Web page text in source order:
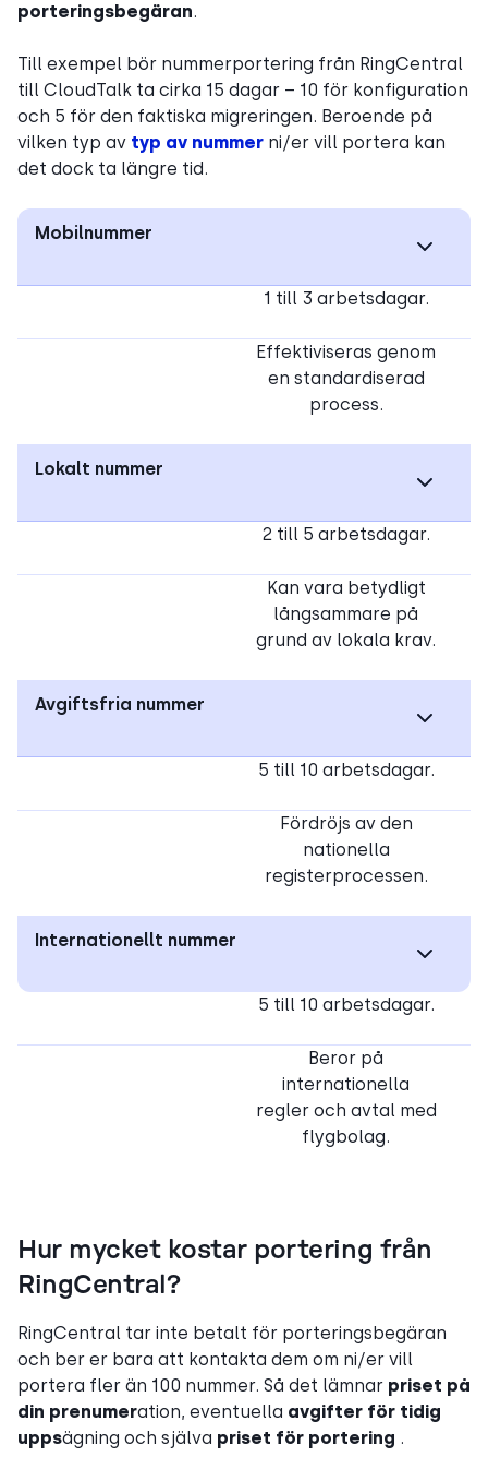
porteringsbegäran.
Till exempel bör nummerportering från RingCentral
till CloudTalk ta cirka 15 dagar – 10 för konfiguration
och 5 för den faktiska migreringen. Beroende på
vilken typ av typ av nummer ni/er vill portera kan
det dock ta längre tid.
Mobilnummer
1 till 3 arbetsdagar.
Effektiviseras genom
en standardiserad
process.
Lokalt nummer
2 till 5 arbetsdagar.
Kan vara betydligt
långsammare på
grund av lokala krav.
Avgiftsfria nummer
5 till 10 arbetsdagar.
Fördröjs av den
nationella
registerprocessen.
Internationellt nummer
5 till 10 arbetsdagar.
Beror på
internationella
regler och avtal med
flygbolag.
Hur mycket kostar portering från
RingCentral?
RingCentral tar inte betalt för porteringsbegäran
och ber er bara att kontakta dem om ni/er vill
portera fler än 100 nummer. Så det lämnar priset på
din prenumeration, eventuella avgifter för tidig
uppsägning och själva priset för portering .